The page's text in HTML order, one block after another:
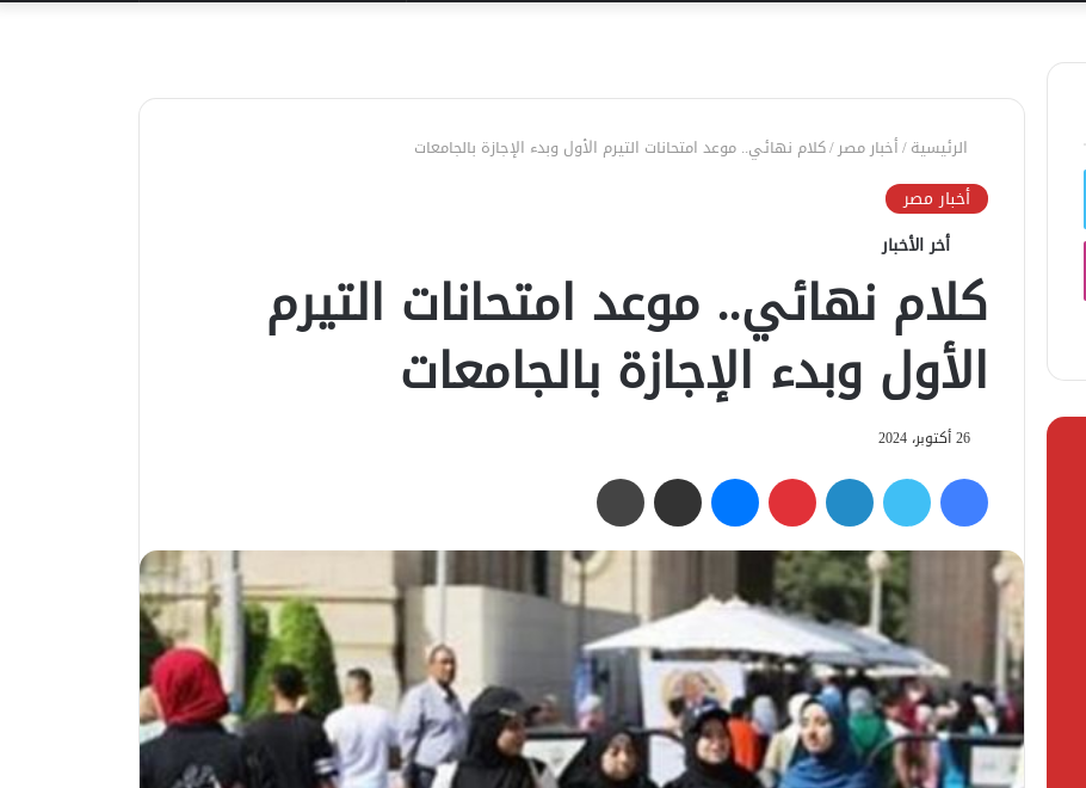
الرئيسية/أخبار مصر/كلام نهائي.. موعد امتحانات التيرم الأول وبدء الإجازة بالجامعات
أخبار مصر
أخر الأخبار
كلام نهائي.. موعد امتحانات التيرم
الأول وبدء الإجازة بالجامعات
26 أكتوبر، 2024
فيسبوك تويتر لينكدإن بينتيريست ماسنجر مشاركة عبر البريد